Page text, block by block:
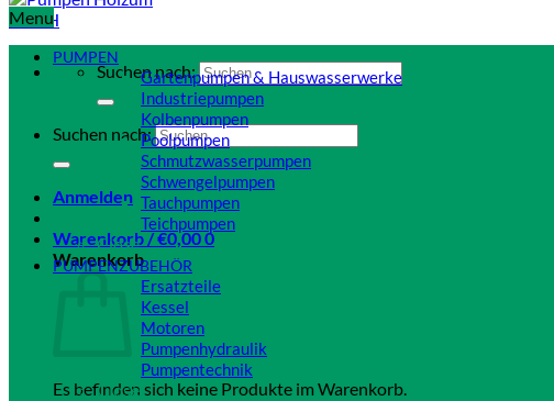
Suchen nach:
Suchen nach:
Anmelden
Warenkorb /€0,000
Warenkorb
Es befinden sich keine Produkte im Warenkorb.
Menu
PUMPEN
Gartenpumpen & Hauswasserwerke
Industriepumpen
Kolbenpumpen
Poolpumpen
Schmutzwasserpumpen
Schwengelpumpen
Tauchpumpen
Teichpumpen
Close
PUMPENZUBEHÖR
Ersatzteile
Kessel
Motoren
Pumpenhydraulik
Pumpentechnik
Close